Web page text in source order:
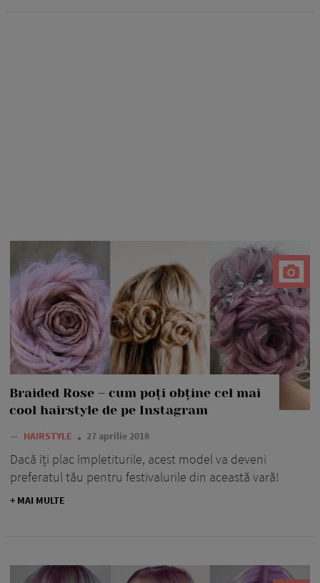
Braided Rose – cum poți obține cel mai
cool hairstyle de pe Instagram
— HAIRSTYLE 27 aprilie 2018
Dacă îți plac împletiturile, acest model va deveni
preferatul tău pentru festivalurile din această vară!
+ MAI MULTE